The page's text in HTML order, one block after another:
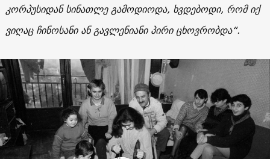
კორპუსიდან სინათლე გამოდიოდა, ხვდებოდი, რომ იქ
ვიღაც ჩინოსანი ან გავლენიანი პირი ცხოვრობდა“.